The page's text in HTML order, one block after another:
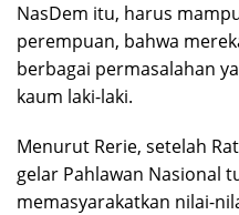
NasDem itu, harus
perempuan, bahwa
berbagai permasalahan
kaum laki-laki.
Menurut Rerie, setelah
gelar Pahlawan Nasional
memasyarakatkan nilai-